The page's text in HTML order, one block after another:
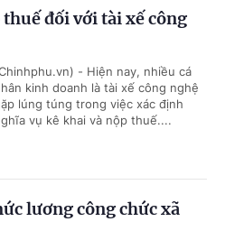
đối với tài xế công
- Hiện nay, nhiều cá
kinh doanh là tài xế công nghệ
lúng túng trong việc xác định
vụ kê khai và nộp thuế....
lương công chức xã